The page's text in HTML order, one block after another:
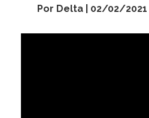
Por Delta | 02/02/2021 |